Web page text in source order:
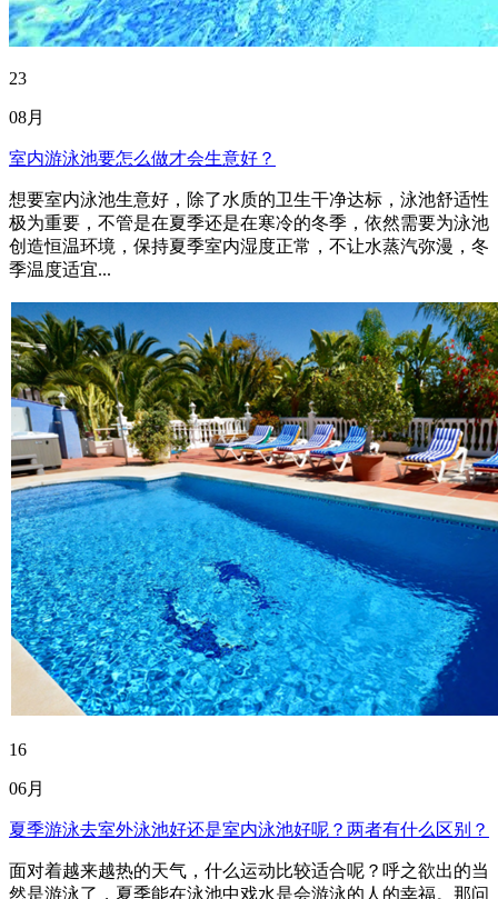
23
08月
室内游泳池要怎么做才会生意好？
想要室内泳池生意好，除了水质的卫生干净达标，泳池舒适性
极为重要，不管是在夏季还是在寒冷的冬季，依然需要为泳池
创造恒温环境，保持夏季室内湿度正常，不让水蒸汽弥漫，冬
季温度适宜...
16
06月
夏季游泳去室外泳池好还是室内泳池好呢？两者有什么区别？
面对着越来越热的天气，什么运动比较适合呢？呼之欲出的当
然是游泳了，夏季能在泳池中戏水是会游泳的人的幸福。那问